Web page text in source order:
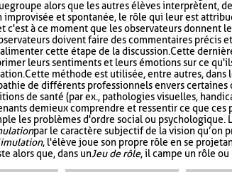
groupe alors que les autres élèves interprètent, de
improvisée et spontanée, le rôle qui leur est
c'est à ce moment que les observateurs donnent
doivent faire des commentaires précis
cette étape de la discussion. Cette
leurs sentiments et leurs émotions sur ce
Cette méthode est utilisée, entre autres,
de différents professionnels envers
de santé (par ex., pathologies visuelles,
de mieux comprendre et ressentir ce que
les problèmes d'ordre social ou psychologique.
par le caractère subjectif de la vision qu’on
, l'élève joue son propre rôle en se
alors que, dans unJeu de rôle, il campe un rôle ou